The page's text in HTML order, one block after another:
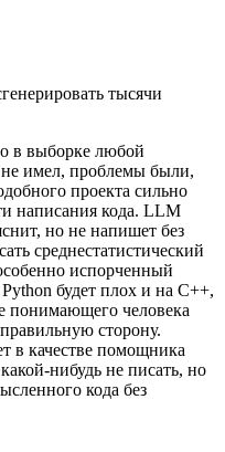
тысячи
в выборке любой
имел, проблемы были,
проекта сильно
написания кода. LLM
но не напишет без
среднестатистический
испорченный
будет плох и на C++,
понимающего человека
сторону.
качестве помощника
нибудь не писать, но
кода без